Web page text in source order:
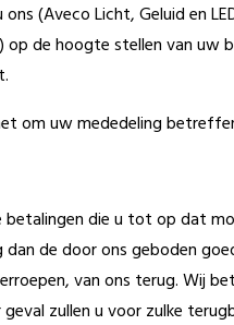
(Aveco Licht, Geluid en
de hoogte stellen van uw
om uw mededeling
die u tot op dat
de door ons geboden
van ons terug. Wij
zullen u voor zulke